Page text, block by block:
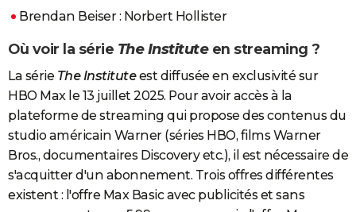
Brendan Beiser : Norbert Hollister
Où voir la série The Institute en streaming ?
La série The Instituteest diffusée en exclusivité sur
HBO Max le 13 juillet 2025. Pour avoir accès à la
plateforme de streaming qui propose des contenus du
studio américain Warner (séries HBO, films Warner
Bros., documentaires Discovery etc.), il est nécessaire de
s'acquitter d'un abonnement. Trois offres différentes
existent : l'offre Max Basic avec publicités et sans